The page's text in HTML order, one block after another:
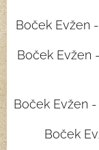
Boček Evžen -
Boček Evžen -
Boček Evžen -
Boček